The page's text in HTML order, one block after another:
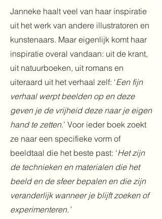
Janneke haalt veel van haar inspiratie
uit het werk van andere illustratoren en
kunstenaars. Maar eigenlijk komt haar
inspiratie overal vandaan: uit de krant,
uit natuurboeken, uit romans en
uiteraard uit het verhaal zelf: ‘Een fijn
verhaal werpt beelden op en deze
geven je de vrijheid deze naar je eigen
hand te zetten.’ Voor ieder boek zoekt
ze naar een specifieke vorm of
beeldtaal die het beste past: ‘Het zijn
de technieken en materialen die het
beeld en de sfeer bepalen en die zijn
veranderlijk wanneer je blijft zoeken of
experimenteren.’